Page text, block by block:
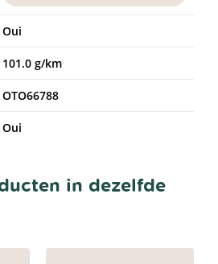
Oui
101.0 g/km
OTO66788
Oui
in dezelfde